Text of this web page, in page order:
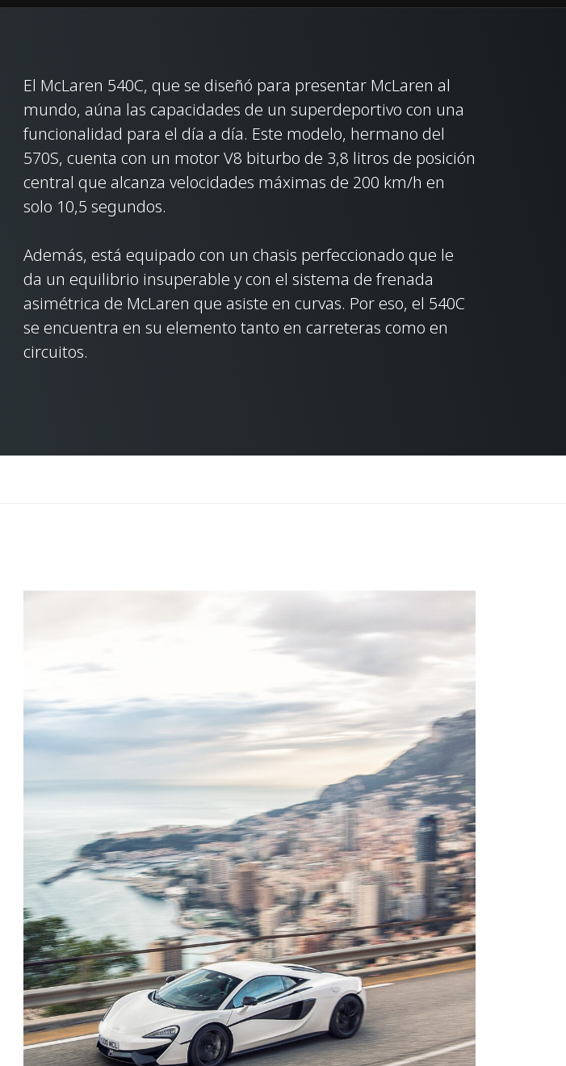
El McLaren 540C, que se diseñó para presentar McLaren al
mundo, aúna las capacidades de un superdeportivo con una
funcionalidad para el día a día. Este modelo, hermano del
570S, cuenta con un motor V8 biturbo de 3,8 litros de posición
central que alcanza velocidades máximas de 200 km/h en
solo 10,5 segundos.
Además, está equipado con un chasis perfeccionado que le
da un equilibrio insuperable y con el sistema de frenada
asimétrica de McLaren que asiste en curvas. Por eso, el 540C
se encuentra en su elemento tanto en carreteras como en
circuitos.